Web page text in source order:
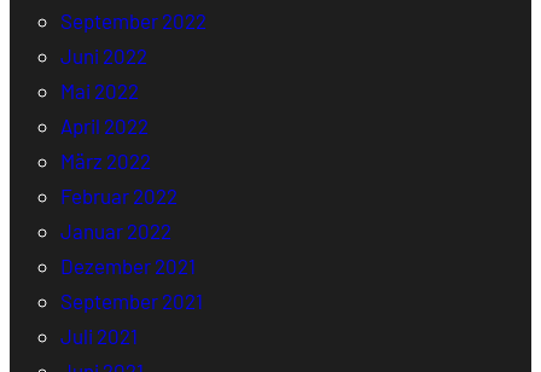
September 2022
Juni 2022
Mai 2022
April 2022
März 2022
Februar 2022
Januar 2022
Dezember 2021
September 2021
Juli 2021